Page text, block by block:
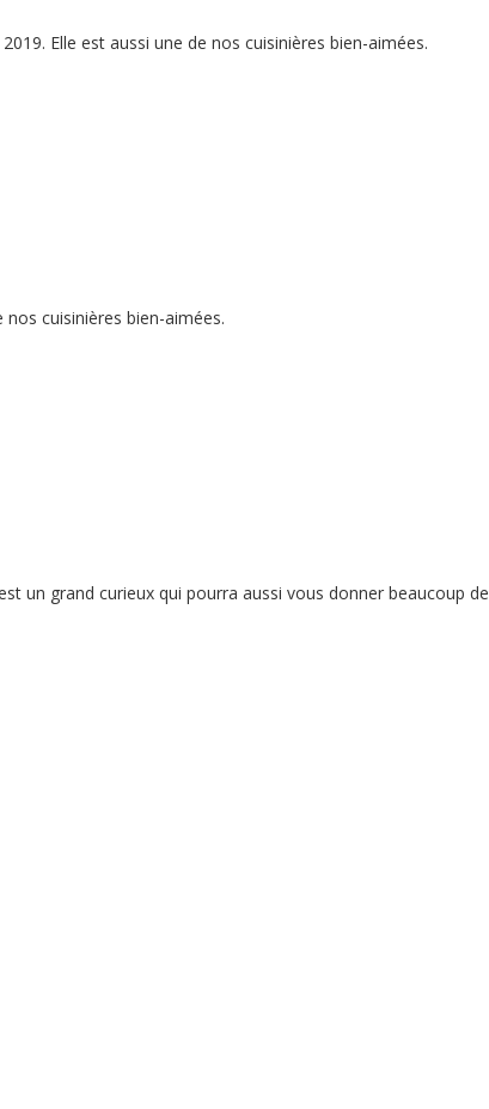
Elle est aussi une de nos cuisinières bien-aimées.
cuisinières bien-aimées.
un grand curieux qui pourra aussi vous donner beaucoup de